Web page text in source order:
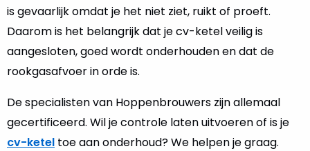
is gevaarlijk omdat je het niet ziet, ruikt of proeft.
Daarom is het belangrijk dat je cv-ketel veilig is
aangesloten, goed wordt onderhouden en dat de
rookgasafvoer in orde is.
De specialisten van Hoppenbrouwers zijn allemaal
gecertificeerd. Wil je controle laten uitvoeren of is je
cv-ketel toe aan onderhoud? We helpen je graag.